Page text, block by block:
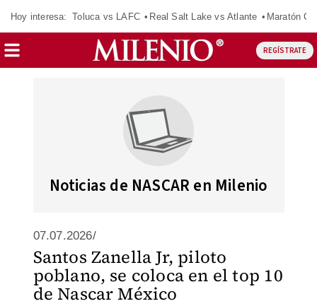
Hoy interesa: Toluca vs LAFC Real Salt Lake vs Atlante Maratón
REGÍSTRATE
Noticias de NASCAR en Milenio
07.07.2026/
Santos Zanella Jr, piloto
poblano, se coloca en el top 10
de Nascar México